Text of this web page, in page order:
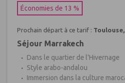
Économies de 13 %
Prochain départ à ce tarif :
Séjour Marrakech
Dans le quartier de l'Hivernage
Style arabo-andalou
Immersion dans la culture